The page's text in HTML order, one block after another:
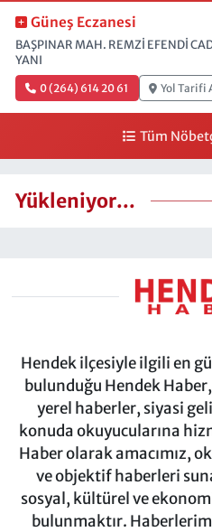
Güneş Eczanesi
BAŞPINAR MAH. REMZİ EFENDİ
YANI
0 (264) 614 20 61 Yol Tarifi
Tüm
Yükleniyor...
Hendek ilçesiyle ilgili en
bulunduğu Hendek
yerel haberler, siyasi
konuda okuyucularına
Haber olarak amacımız,
ve objektif haberleri
sosyal, kültürel ve
bulunmaktır.